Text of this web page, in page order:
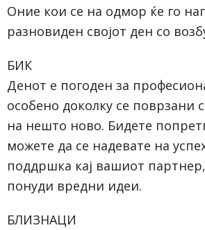
Оние кои се на одмор ќе го
разновиден својот ден со
БИК
Денот е погоден за
особено доколку се поврзани
на нешто ново. Бидете
можете да се надевате на
поддршка кај вашиот
понуди вредни идеи.
БЛИЗНАЦИ